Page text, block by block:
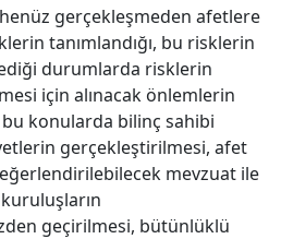
gerçekleşmeden afetlere
tanımlandığı, bu risklerin
durumlarda risklerin
için alınacak önlemlerin
konularda bilinç sahibi
gerçekleştirilmesi, afet
mevzuat ile
geçirilmesi, bütünlüklü